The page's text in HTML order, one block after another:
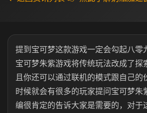
提到宝可梦这款游戏一定会勾起八零
宝可梦朱紫游戏将传统玩法改成了探
且你还可以通过联机的模式跟自己的
时候就会有很多的玩家提问宝可梦朱
编很肯定的告诉大家是需要的，对于